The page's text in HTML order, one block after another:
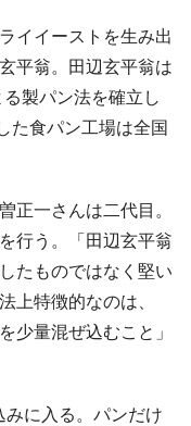
イイーストを生み出
平翁。田辺玄平翁は
製パン法を確立し
た食パン工場は全国
一さんは二代目。
行う。「田辺玄平翁
たものではなく堅い
上特徴的なのは、
少量混ぜ込むこと」
に入る。パンだけ